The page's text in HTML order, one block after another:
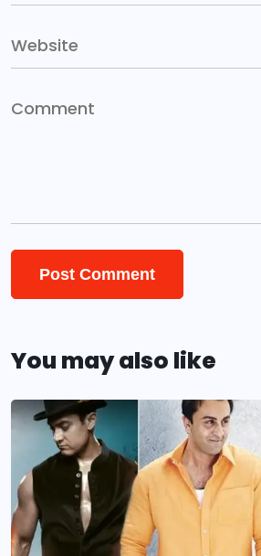
You may also like